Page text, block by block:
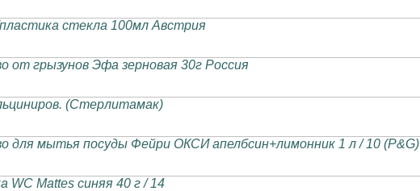
стекла 100мл Австрия
от грызунов Эфа зерновая 30г Россия
(Стерлитамак)
для мытья посуды Фейри ОКСИ апелбсин+лимонник 1 л / 10 (P&G)
WC Mattes синяя 40 г / 14